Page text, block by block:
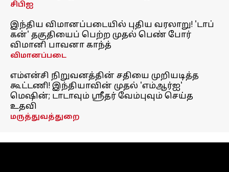
சிபிஐ
இந்திய விமானப்படையில் புதிய வரலாறு! 'டாப்
கன்' தகுதியைப் பெற்ற முதல் பெண் போர்
விமானி பாவனா காந்த்
விமானப்படை
எம்என்சி நிறுவனத்தின் சதியை முறியடித்த
கூட்டணி! இந்தியாவின் முதல் 'எம்ஆர்ஐ'
மெஷின்; டாடாவும் ஸ்ரீதர் வேம்புவும் செய்த
உதவி
மருத்துவத்துறை